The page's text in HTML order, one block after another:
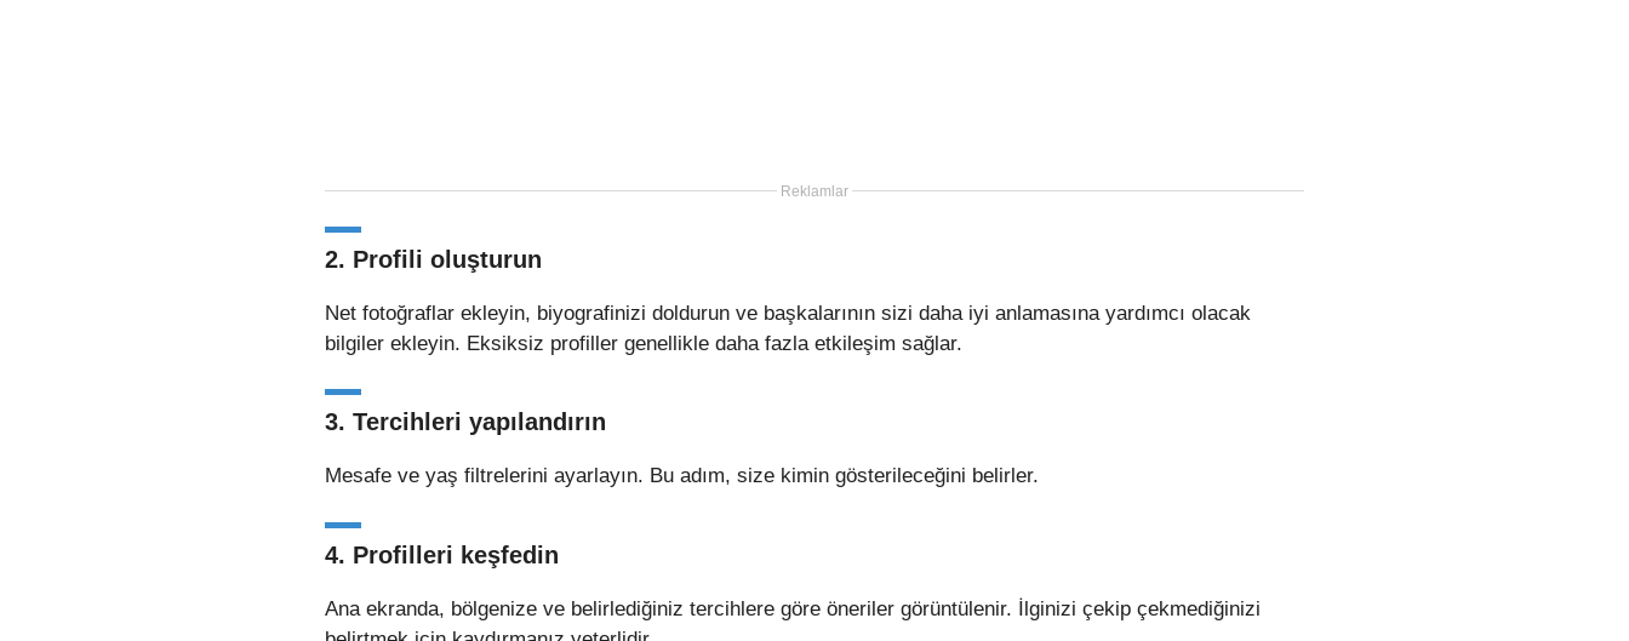
Reklamlar
2. Profili oluşturun
Net fotoğraflar ekleyin, biyografinizi doldurun ve başkalarının sizi daha iyi anlamasına yardımcı olacak
bilgiler ekleyin. Eksiksiz profiller genellikle daha fazla etkileşim sağlar.
3. Tercihleri yapılandırın
Mesafe ve yaş filtrelerini ayarlayın. Bu adım, size kimin gösterileceğini belirler.
4. Profilleri keşfedin
Ana ekranda, bölgenize ve belirlediğiniz tercihlere göre öneriler görüntülenir. İlginizi çekip çekmediğinizi